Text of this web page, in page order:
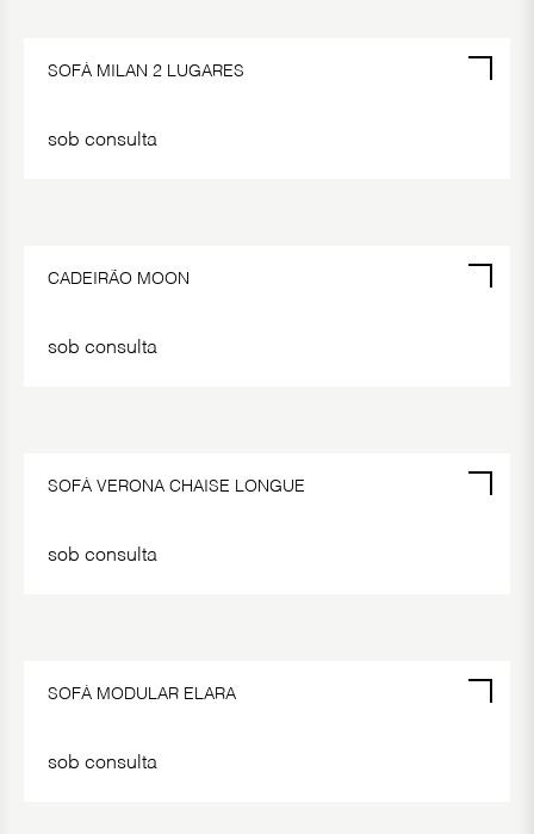
SOFÁ MILAN 2 LUGARES
sob consulta
CADEIRÃO MOON
sob consulta
SOFÁ VERONA CHAISE LONGUE
sob consulta
SOFÁ MODULAR ELARA
sob consulta